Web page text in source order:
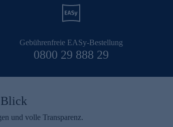
Gebührenfreie EASy-Bestellung
0800 29 888 29
Blick
und volle Transparenz.